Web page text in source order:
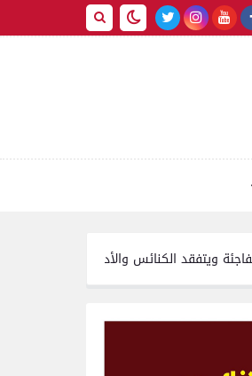
والأديرة 4 كليات بجامعة المنصورة من بين 10 على مستوى الجمهورية تتأهل للزيارات الميدانية بجائزة مصر للتميز الحكومي 2026